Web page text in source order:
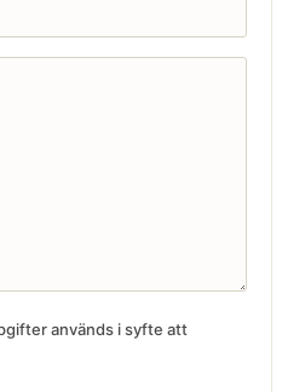
används i syfte att